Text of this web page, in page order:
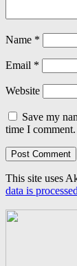
Name *
Email *
Website
Save my
time I comment.
This site uses
data is